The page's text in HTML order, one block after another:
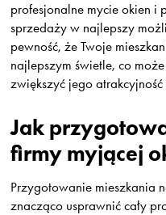
profesjonalne mycie okien i
sprzedaży w najlepszy
pewność, że Twoje
najlepszym świetle, co
zwiększyć jego
Jak
firmy myjącej
Przygotowanie mieszkania
znacząco usprawnić cały